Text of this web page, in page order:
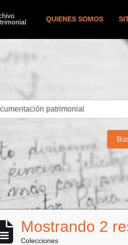
QUIENES SOMOS
Mostrando 2
Colecciones